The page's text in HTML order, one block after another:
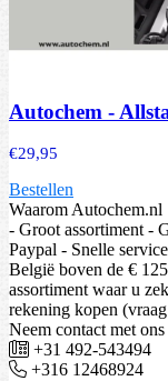
Autochem -
€29,95
Bestellen
Waarom Autochem.nl
- Groot assortiment -
Paypal - Snelle
België boven de €
assortiment waar u
rekening kopen
Neem contact met
+31 492-543494
+316 12468924